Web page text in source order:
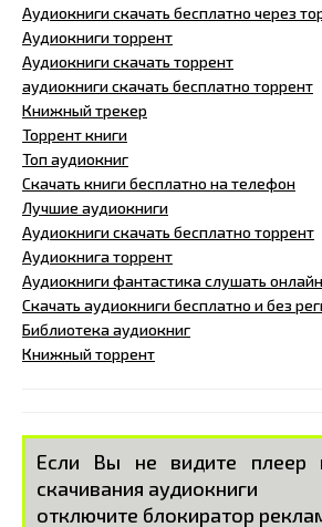
Аудиокниги скачать бесплатно через
Аудиокниги торрент
Аудиокниги скачать торрент
аудиокниги скачать бесплатно торрент
Книжный трекер
Торрент книги
Топ аудиокниг
Скачать книги бесплатно на телефон
Лучшие аудиокниги
Аудиокниги скачать бесплатно торрент
Аудиокнига торрент
Аудиокниги фантастика слушать онлайн
Скачать аудиокниги бесплатно и без
Библиотека аудиокниг
Книжный торрент
Если Вы не видите плеер
скачивания аудиокниги
отключите блокиратор